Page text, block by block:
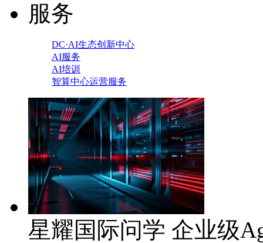
服务
DC·AI生态创新中心
AI服务
AI培训
智算中心运营服务
星耀国际问学 企业级